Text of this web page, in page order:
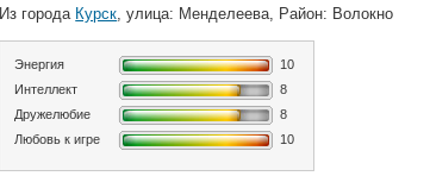
Из города Курск, улица: Менделеева, Район: Волокно
Энергия
10
Интеллект
8
Дружелюбие
8
Любовь к игре
10